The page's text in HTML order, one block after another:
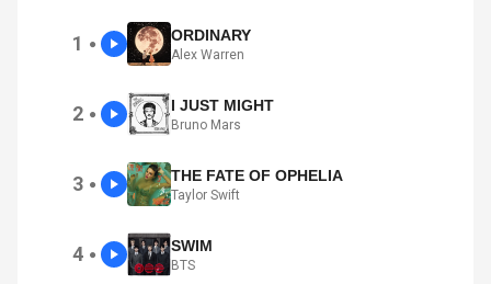
1 ● ORDINARY
Alex Warren
2 ● I JUST MIGHT
Bruno Mars
3 ● THE FATE OF OPHELIA
Taylor Swift
4 ● SWIM
BTS